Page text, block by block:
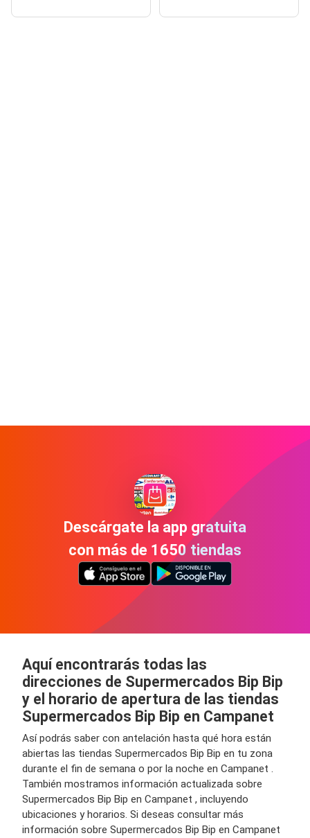
Descárgate la app gratuita
con más de 1650 tiendas
Aquí encontrarás todas las
direcciones de Supermercados Bip Bip
y el horario de apertura de las tiendas
Supermercados Bip Bip en Campanet
Así podrás saber con antelación hasta qué hora están
abiertas las tiendas Supermercados Bip Bip en tu zona
durante el fin de semana o por la noche en Campanet .
También mostramos información actualizada sobre
Supermercados Bip Bip en Campanet , incluyendo
ubicaciones y horarios. Si deseas consultar más
información sobre Supermercados Bip Bip en Campanet